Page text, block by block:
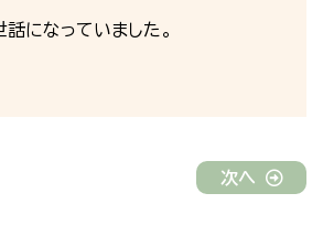
になっていました。
次へ